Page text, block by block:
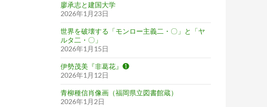
廖承志と建国大学
2026年1月23日
世界を破壊する「モンロー主義二・〇」と「ヤ
ルタ二・〇」
2026年1月15日
伊勢茂美『非葛花』❶
2026年1月12日
青柳種信肖像画（福岡県立図書館蔵）
2026年1月2日